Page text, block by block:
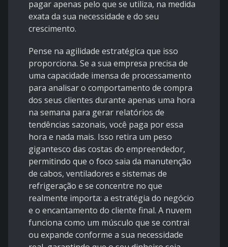
pagar apenas pelo que se utiliza, na medida
exata da sua necessidade e do seu
crescimento.
Pense na agilidade estratégica que isso
proporciona. Se a sua empresa precisa de
uma capacidade imensa de processamento
para analisar o comportamento de compra
dos seus clientes durante apenas uma hora
na semana para gerar relatórios de
tendências sazonais, você paga por essa
hora e nada mais. Isso retira um peso
gigantesco das costas do empreendedor,
permitindo que o foco saia da manutenção
de cabos, ventiladores e sistemas de
refrigeração e se concentre no que
realmente importa: a estratégia do negócio
e o encantamento do cliente final. A nuvem
funciona como um músculo que se contrai
ou expande conforme a sua necessidade